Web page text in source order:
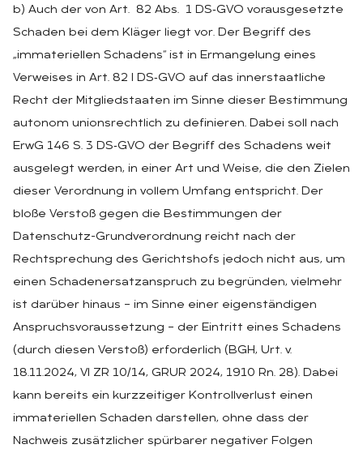
b) Auch der von Art. 82 Abs. 1 DS‑GVO vorausgesetzte
Schaden bei dem Kläger liegt vor. Der Begriff des
„immateriellen Schadens“ ist in Ermangelung eines
Verweises in Art. 82 I DS‑GVO auf das innerstaatliche
Recht der Mitgliedstaaten im Sinne dieser Bestimmung
autonom unionsrechtlich zu definieren. Dabei soll nach
ErwG 146 S. 3 DS‑GVO der Begriff des Schadens weit
ausgelegt werden, in einer Art und Weise, die den Zielen
dieser Verordnung in vollem Umfang entspricht. Der
bloße Verstoß gegen die Bestimmungen der
Datenschutz-Grundverordnung reicht nach der
Rechtsprechung des Gerichtshofs jedoch nicht aus, um
einen Schadenersatzanspruch zu begründen, vielmehr
ist darüber hinaus – im Sinne einer eigenständigen
Anspruchsvoraussetzung – der Eintritt eines Schadens
(durch diesen Verstoß) erforderlich (BGH, Urt. v.
18.11.2024, VI ZR 10/14, GRUR 2024, 1910 Rn. 28). Dabei
kann bereits ein kurzzeitiger Kontrollverlust einen
immateriellen Schaden darstellen, ohne dass der
Nachweis zusätzlicher spürbarer negativer Folgen